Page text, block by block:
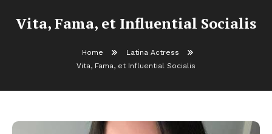
Vita, Fama, et Influential Socialis
Home
Latina Actress
Vita, Fama, et Influential Socialis